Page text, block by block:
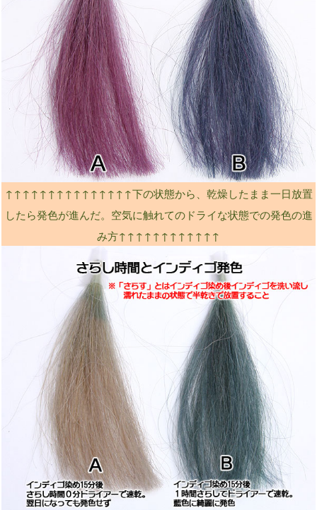
↑↑↑↑↑↑↑↑↑↑↑↑↑↑↑下の状態から、乾燥したまま一日放置
したら発色が進んだ。空気に触れてのドライな状態での発色の進
み方↑↑↑↑↑↑↑↑↑↑↑↑